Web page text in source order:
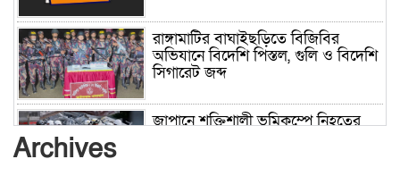
রাঙ্গামাটির বাঘাইছড়িতে বিজিবির
অভিযানে বিদেশি পিস্তল, গুলি ও বিদেশি
সিগারেট জব্দ
জাপানে শক্তিশালী ভূমিকম্পে নিহতের
Archives